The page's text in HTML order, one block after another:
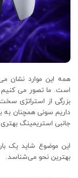
همه این موارد نشان
است. ما تصور می کنیم
بزرگی از استراتژی
جانبی استریمینگ بهتری
این موضوع شاید یک
بهترین نحو می‌شناسد.